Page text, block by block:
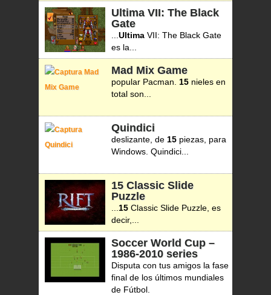
Ultima VII: The Black
Gate
Ultima VII: The Black Gate
es la...
Mad Mix Game
popular Pacman. 15 nieles en
total son...
Quindici
deslizante, de 15 piezas, para
Windows. Quindici...
15 Classic Slide
Puzzle
15 Classic Slide Puzzle, es
decir,...
Soccer World Cup –
1986-2010 series
Disputa con tus amigos la fase
final de los últimos mundiales
de Fútbol.